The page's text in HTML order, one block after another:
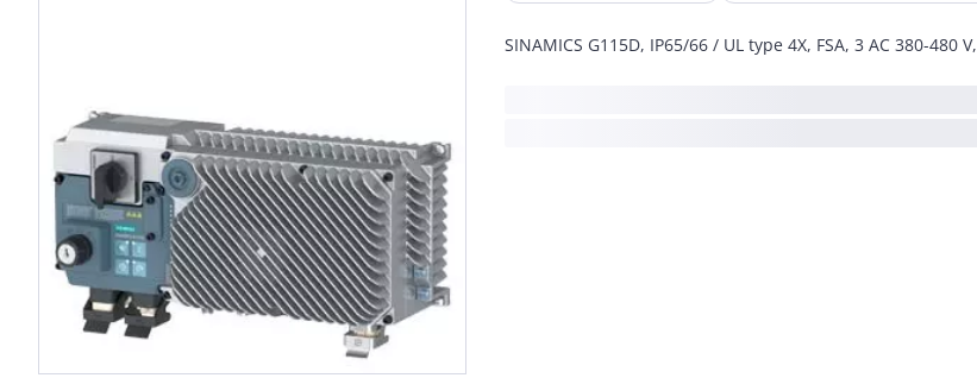
SINAMICS G115D, IP65/66 / UL type 4X, FSA, 3 AC 380-480 V,